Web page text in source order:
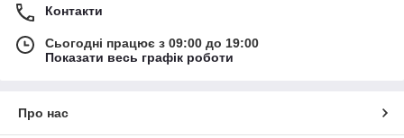
Контакти
Сьогодні працює з 09:00 до 19:00
Показати весь графік роботи
Про нас